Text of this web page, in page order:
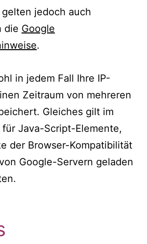
jedoch auch
die Google
.
in jedem Fall Ihre IP-
Zeitraum von mehreren
Gleiches gilt im
Java-Script-Elemente,
der Browser-Kompatibilität
Google-Servern geladen